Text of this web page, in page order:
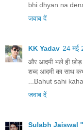
bhi dhyan na
जवाब दें
KK Yadav 24 मई
और आदमी भले ही
शब्द आदमी का साथ
...Bahut sahi
जवाब दें
Sulabh Jaiswal